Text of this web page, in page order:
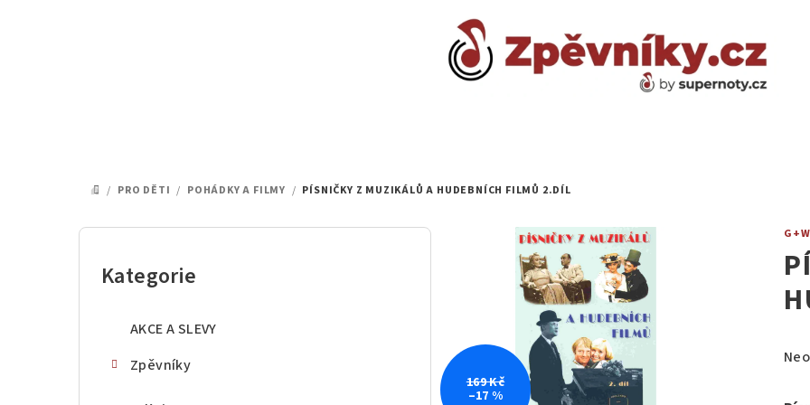
DOMŮ
/ PRO DĚTI / POHÁDKY A FILMY / PÍSNIČKY Z MUZIKÁLŮ A HUDEBNÍCH FILMŮ 2.DÍL
P
Přeskočit
Kategorie
AKCE A SLEVY
Zpěvníky
G+W
169 Kč
–17 %